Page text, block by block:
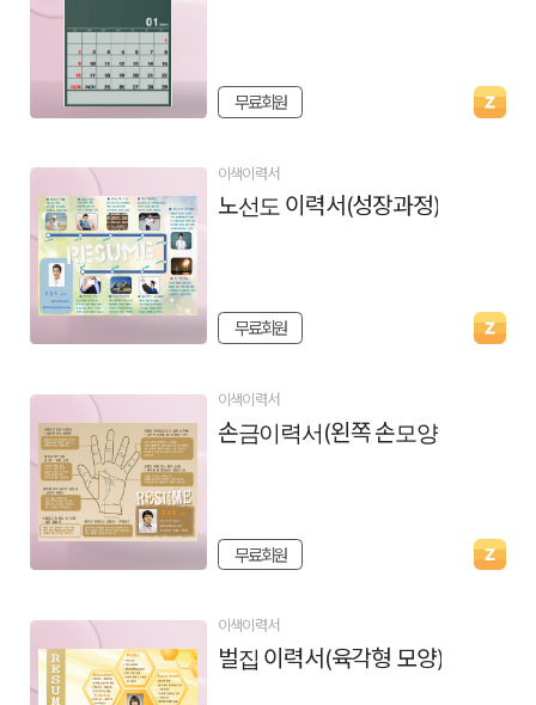
무료회원
이색이력서
노선도 이력서(성장과정)
무료회원
이색이력서
손금이력서(왼쪽 손모양)
무료회원
이색이력서
벌집 이력서(육각형 모양)